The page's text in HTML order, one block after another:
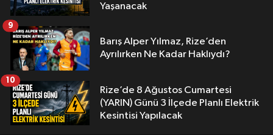
Yaşanacak
Barış Alper Yılmaz, Rize’den
Ayrılırken Ne Kadar Haklıydı?
9
Rize’de 8 Ağustos Cumartesi
(YARIN) Günü 3 İlçede Planlı Elektrik
Kesintisi Yapılacak
10